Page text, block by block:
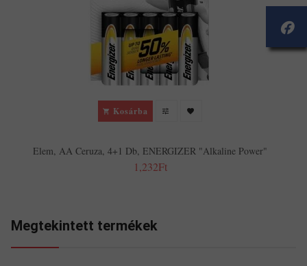
Kosárba
Elem, AA Ceruza, 4+1 Db, ENERGIZER "Alkaline Power"
1,232Ft
Megtekintett termékek